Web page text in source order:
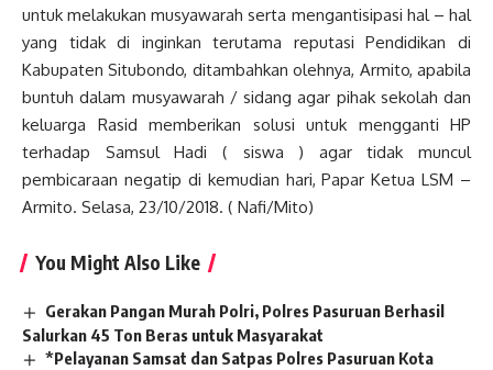
untuk melakukan musyawarah serta mengantisipasi hal – hal
yang tidak di inginkan terutama reputasi Pendidikan di
Kabupaten Situbondo, ditambahkan olehnya, Armito, apabila
buntuh dalam musyawarah / sidang agar pihak sekolah dan
keluarga Rasid memberikan solusi untuk mengganti HP
terhadap Samsul Hadi ( siswa ) agar tidak muncul
pembicaraan negatip di kemudian hari, Papar Ketua LSM –
Armito. Selasa, 23/10/2018. ( Nafi/Mito)
You Might Also Like
Gerakan Pangan Murah Polri, Polres Pasuruan Berhasil
Salurkan 45 Ton Beras untuk Masyarakat
*Pelayanan Samsat dan Satpas Polres Pasuruan Kota